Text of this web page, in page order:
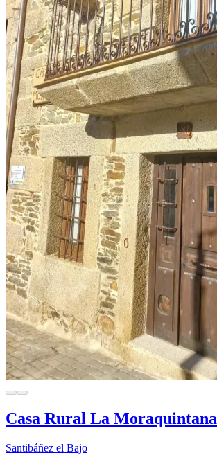
Casa Rural La Moraquintana
Santibáñez el Bajo